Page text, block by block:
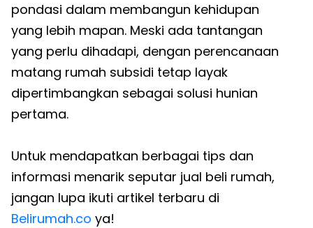
pondasi dalam membangun kehidupan
yang lebih mapan. Meski ada tantangan
yang perlu dihadapi, dengan perencanaan
matang rumah subsidi tetap layak
dipertimbangkan sebagai solusi hunian
pertama.
Untuk mendapatkan berbagai tips dan
informasi menarik seputar jual beli rumah,
jangan lupa ikuti artikel terbaru di
Belirumah.co ya!